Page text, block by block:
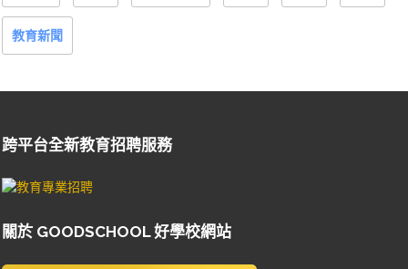
教育新聞
跨平台全新教育招聘服務
關於 GOODSCHOOL 好學校網站